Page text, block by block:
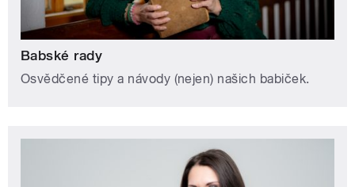
Babské rady
Osvědčené tipy a návody (nejen) našich babiček.